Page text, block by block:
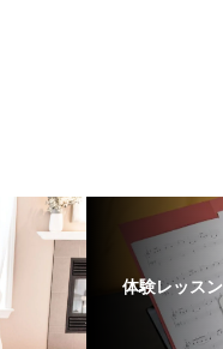
体験レッスン